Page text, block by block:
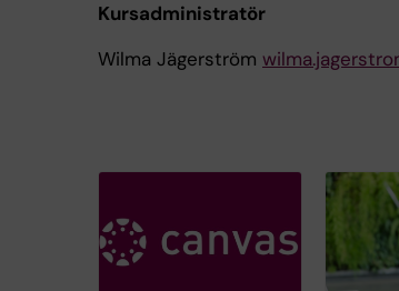
Kursadministratör
Wilma Jägerström